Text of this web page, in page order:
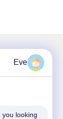
Eve
you looking